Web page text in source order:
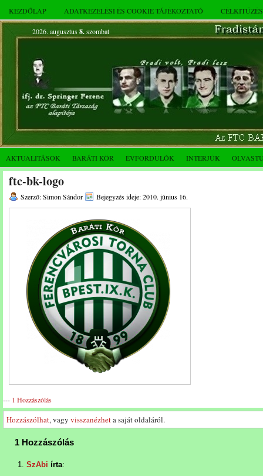
KEZDŐLAP ADATKEZELÉSI ÉS COOKIE TÁJÉKOZTATÓ
2026. augusztus 8.szombat
AKTUALITÁSOK BARÁTI KÖR ÉVFORDULÓK INTERJÚK
ftc-bk-logo
Szerző: Simon Sándor Bejegyzés ideje: 2010. június 16.
--- 1 Hozzászólás
Hozzászólhat, vagy visszanézheta saját oldaláról.
1 Hozzászólás
SzAbi írta: